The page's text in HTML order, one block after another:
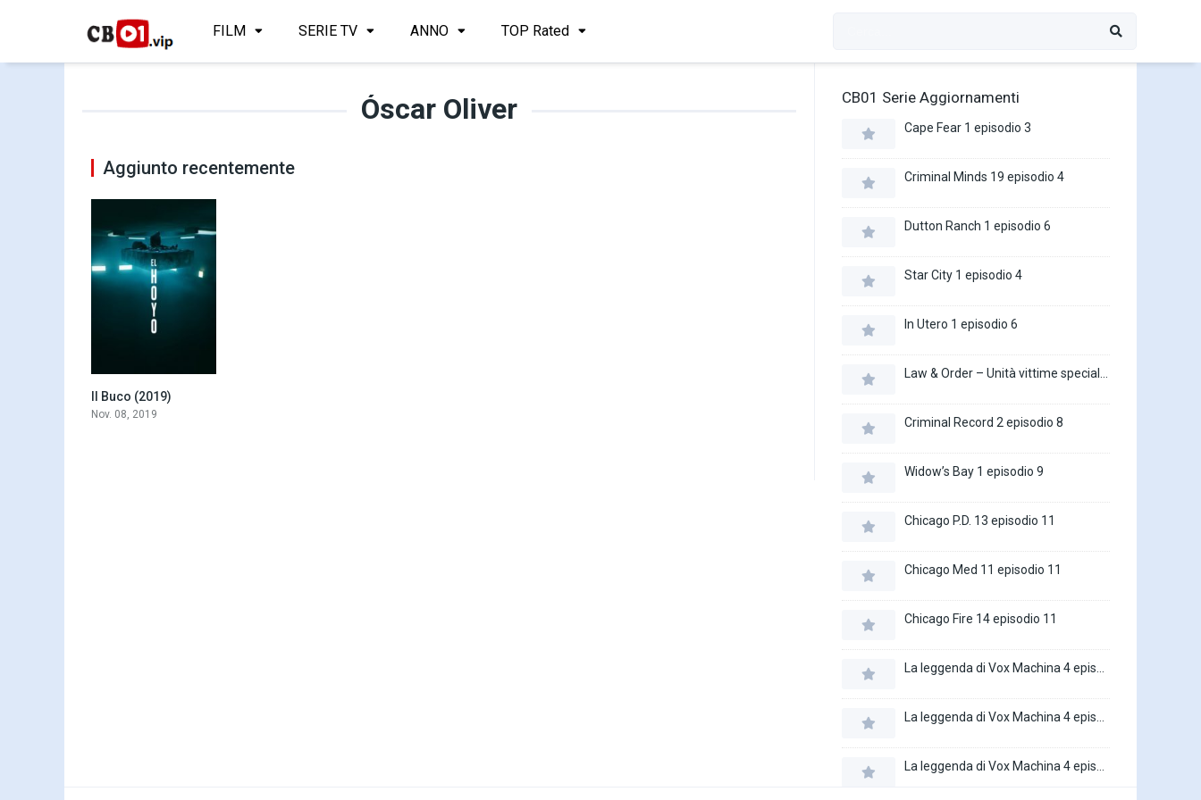
FILM SERIE TV ANNO TOP Rated
Óscar Oliver
Aggiunto recentemente
Il Buco (2019)
Nov. 08, 2019
CB01 Serie Aggiornamenti
Cape Fear 1 episodio 3
Criminal Minds 19 episodio 4
Dutton Ranch 1 episodio 6
Star City 1 episodio 4
In Utero 1 episodio 6
Criminal Record 2 episodio 8
Widow’s Bay 1 episodio 9
Chicago P.D. 13 episodio 11
Chicago Med 11 episodio 11
Chicago Fire 14 episodio 11